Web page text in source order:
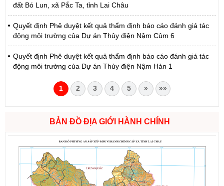
đất Bó Lun, xã Pắc Ta, tỉnh Lai Châu
Quyết định Phê duyệt kết quả thẩm định báo cáo đánh giá tác
động môi trường của Dự án Thủy điện Nậm Củm 6
Quyết định Phê duyệt kết quả thẩm định báo cáo đánh giá tác
động môi trường của Dự án Thủy điện Nậm Hản 1
1 2 3 4 5 » »»
BẢN ĐỒ ĐỊA GIỚI HÀNH CHÍNH